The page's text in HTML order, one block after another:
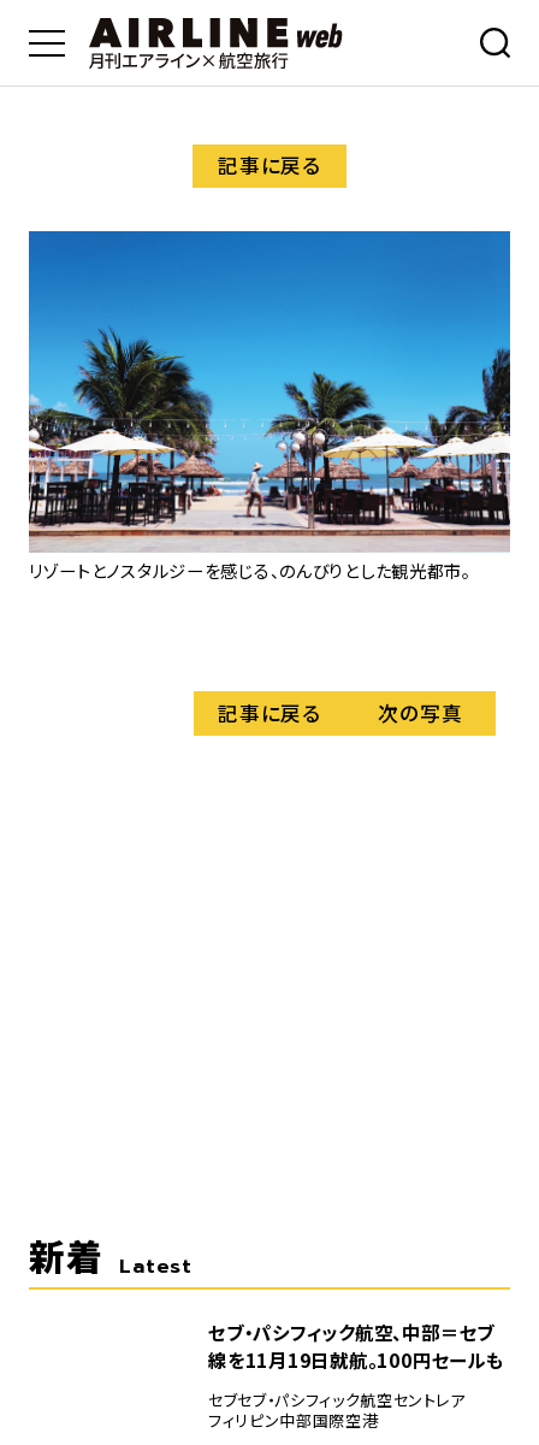
記事に戻る
リゾートとノスタルジーを感じる、のんびりとした観光都市。
記事に戻る 次の写真
新着 Latest
セブ・パシフィック航空、中部＝セブ
線を11月19日就航。100円セールも
セブセブ・パシフィック航空セントレア
フィリピン中部国際空港